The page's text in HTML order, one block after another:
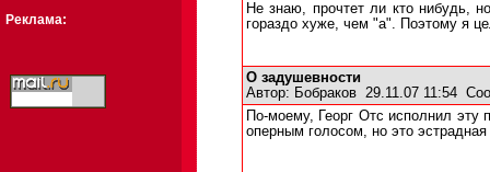
Реклама:
Не знаю, прочтет ли кто нибудь,
гораздо хуже, чем "а". Поэтому я
О задушевности
Автор: Бобраков 29.11.07 11:54
По-моему, Георг Отс исполнил
оперным голосом, но это